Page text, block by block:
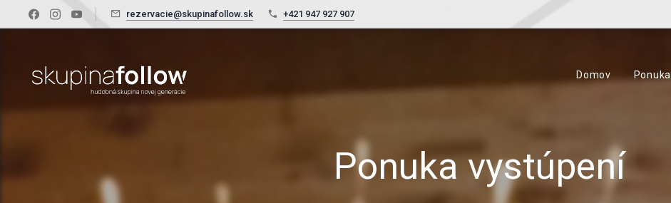
rezervacie@skupinafollow.sk +421 947 927 907
Domov Ponuka
Ponuka vystúpení